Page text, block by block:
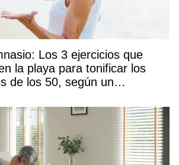
Los 3 ejercicios que
la playa para tonificar los
de los 50, según un